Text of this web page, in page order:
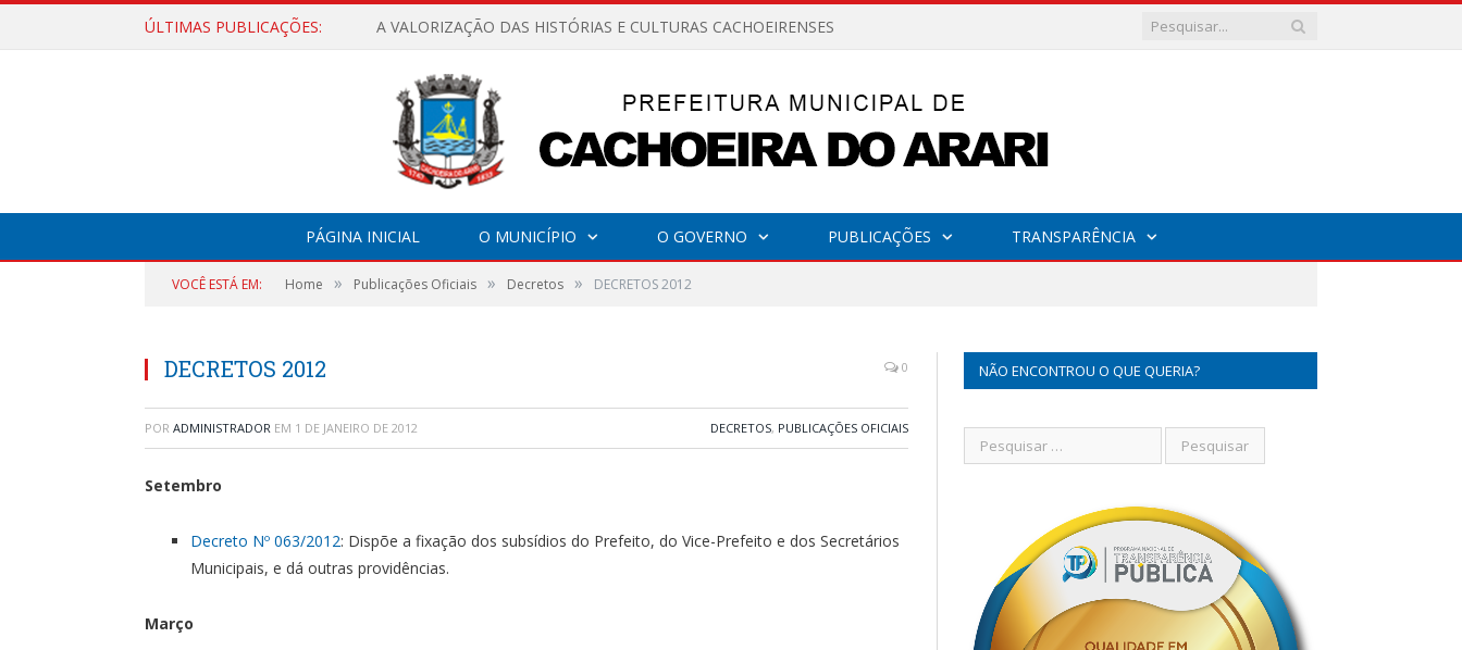
ÚLTIMAS PUBLICAÇÕES: A VALORIZAÇÃO DAS HISTÓRIAS E CULTURAS CACHOEIRENSES
PÁGINA INICIAL O MUNICÍPIO O GOVERNO PUBLICAÇÕES TRANSPARÊNCIA
VOCÊ ESTÁ EM: Home » Publicações Oficiais » Decretos » DECRETOS 2012
DECRETOS 2012 0
POR ADMINISTRADOR EM 1 DE JANEIRO DE 2012 DECRETOS, PUBLICAÇÕES OFICIAIS
Setembro
Decreto Nº 063/2012: Dispõe a fixação dos subsídios do Prefeito, do Vice-Prefeito e dos Secretários
Municipais, e dá outras providências.
Março
NÃO ENCONTROU O QUE QUERIA?